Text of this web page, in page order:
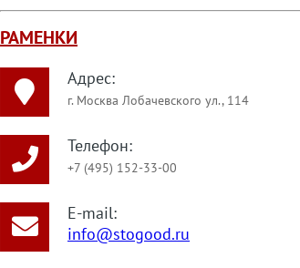
РАМЕНКИ
Адрес:
г. Москва Лобачевского ул., 114
Телефон:
+7 (495) 152-33-00
E-mail:
info@stogood.ru